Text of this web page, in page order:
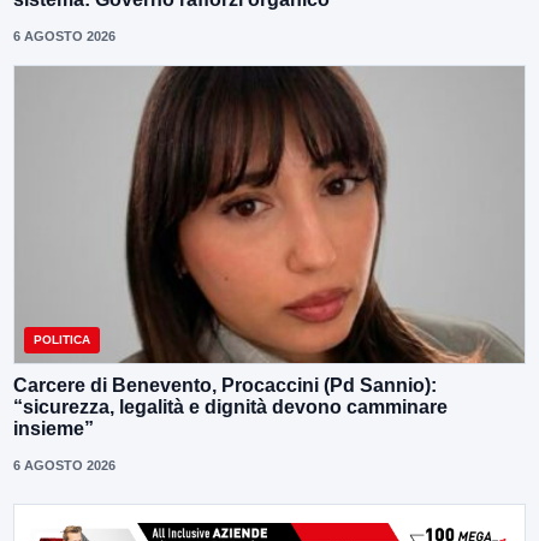
6 AGOSTO 2026
POLITICA
Carcere di Benevento, Procaccini (Pd Sannio):
“sicurezza, legalità e dignità devono camminare
insieme”
6 AGOSTO 2026